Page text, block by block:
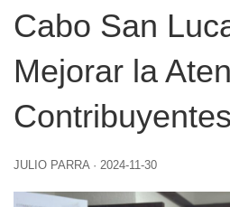
Cabo San
Mejorar la
Contribuyentes
JULIO PARRA · 2024-11-30